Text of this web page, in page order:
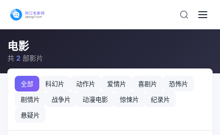
电影
共 2 部影片
全部 科幻片 动作片 爱情片 喜剧片
恐怖片
剧情片
战争片 动漫电影 惊悚片
纪录片
悬疑片